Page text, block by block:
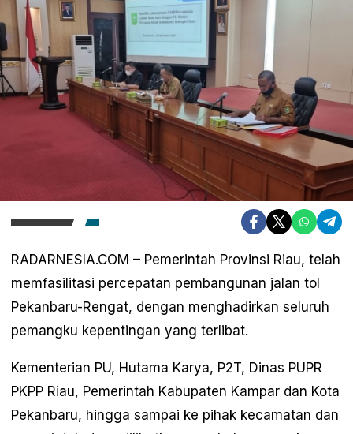
RADARNESIA.COM – Pemerintah Provinsi Riau, telah
memfasilitasi percepatan pembangunan jalan tol
Pekanbaru-Rengat, dengan menghadirkan seluruh
pemangku kepentingan yang terlibat.
Kementerian PU, Hutama Karya, P2T, Dinas PUPR
PKPP Riau, Pemerintah Kabupaten Kampar dan Kota
Pekanbaru, hingga sampai ke pihak kecamatan dan